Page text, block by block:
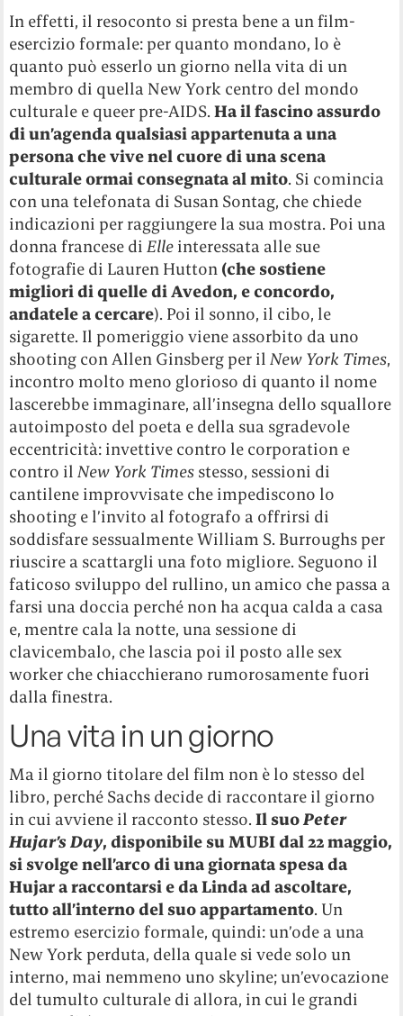
In effetti, il resoconto si presta bene a un film-
esercizio formale: per quanto mondano, lo è
quanto può esserlo un giorno nella vita di un
membro di quella New York centro del mondo
culturale e queer pre-AIDS.Ha il fascino assurdo
di un’agenda qualsiasi appartenuta a una
persona che vive nel cuore di una scena
culturale ormai consegnata al mito. Si comincia
con una telefonata di Susan Sontag, che chiede
indicazioni per raggiungere la sua mostra. Poi una
donna francese diElle interessata alle sue
fotografie di Lauren Hutton (che sostiene
migliori di quelle di Avedon, e concordo,
andatele a cercare). Poi il sonno, il cibo, le
sigarette. Il pomeriggio viene assorbito da uno
shooting con Allen Ginsberg per ilNew York Times,
incontro molto meno glorioso di quanto il nome
lascerebbe immaginare, all’insegna dello squallore
autoimposto del poeta e della sua sgradevole
eccentricità: invettive contro le corporation e
contro ilNew York Times stesso, sessioni di
cantilene improvvisate che impediscono lo
shooting e l’invito al fotografo a offrirsi di
soddisfare sessualmente William S. Burroughs per
riuscire a scattargli una foto migliore. Seguono il
faticoso sviluppo del rullino, un amico che passa a
farsi una doccia perché non ha acqua calda a casa
e, mentre cala la notte, una sessione di
clavicembalo, che lascia poi il posto alle sex
worker che chiacchierano rumorosamente fuori
dalla finestra.
Una vita in un giorno
Ma il giorno titolare del film non è lo stesso del
libro, perché Sachs decide di raccontare il giorno
in cui avviene il racconto stesso.Il suoPeter
Hujar’s Day, disponibile su MUBI dal 22 maggio,
si svolge nell’arco di una giornata spesa da
Hujar a raccontarsi e da Linda ad ascoltare,
tutto all’interno del suo appartamento. Un
estremo esercizio formale, quindi: un’ode a una
New York perduta, della quale si vede solo un
interno, mai nemmeno uno skyline; un’evocazione
del tumulto culturale di allora, in cui le grandi